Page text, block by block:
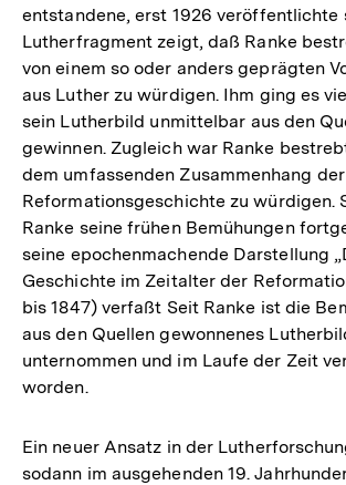
entstandene, erst 1926 veröffentlichte
Lutherfragment zeigt, daß Ranke
von einem so oder anders geprägten
aus Luther zu würdigen. Ihm ging es
sein Lutherbild unmittelbar aus den
gewinnen. Zugleich war Ranke
dem umfassenden Zusammenhang der
Reformationsgeschichte zu würdigen.
Ranke seine frühen Bemühungen
seine epochenmachende Darstellung
Geschichte im Zeitalter der
bis 1847) verfaßt Seit Ranke ist die
aus den Quellen gewonnenes
unternommen und im Laufe der Zeit
worden.
Ein neuer Ansatz in der
sodann im ausgehenden 19.